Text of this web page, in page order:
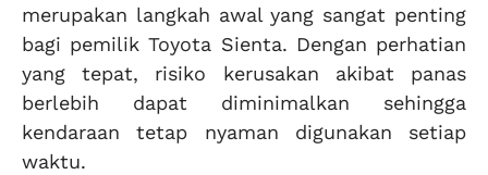
merupakan langkah awal yang sangat penting
bagi pemilik Toyota Sienta. Dengan perhatian
yang tepat, risiko kerusakan akibat panas
berlebih dapat diminimalkan sehingga
kendaraan tetap nyaman digunakan setiap
waktu.